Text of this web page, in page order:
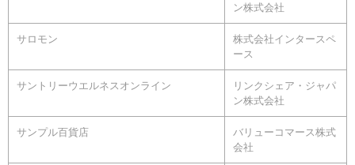
ン株式会社
サロモン
株式会社インタースペ
ース
サントリーウエルネスオンライン
リンクシェア・ジャパ
ン株式会社
サンプル百貨店
バリューコマース株式
会社